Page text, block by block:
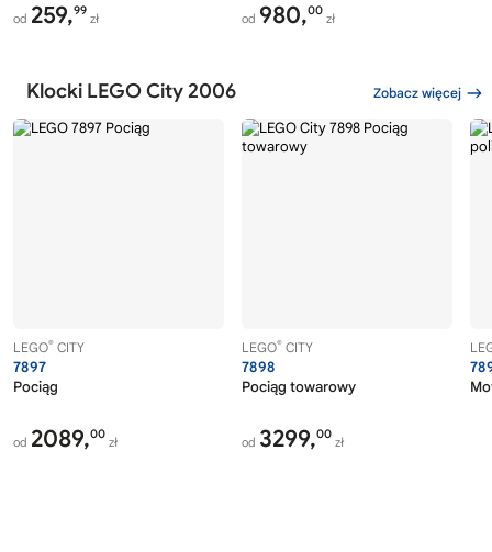
od 259,99
zł od 980,00
zł
Klocki LEGO City 2006 Zobacz więcej
LEGO® CITY
7897
Pociąg
od 2089,00
zł
LEGO® CITY
7898
Pociąg towarowy
od 3299,00
zł